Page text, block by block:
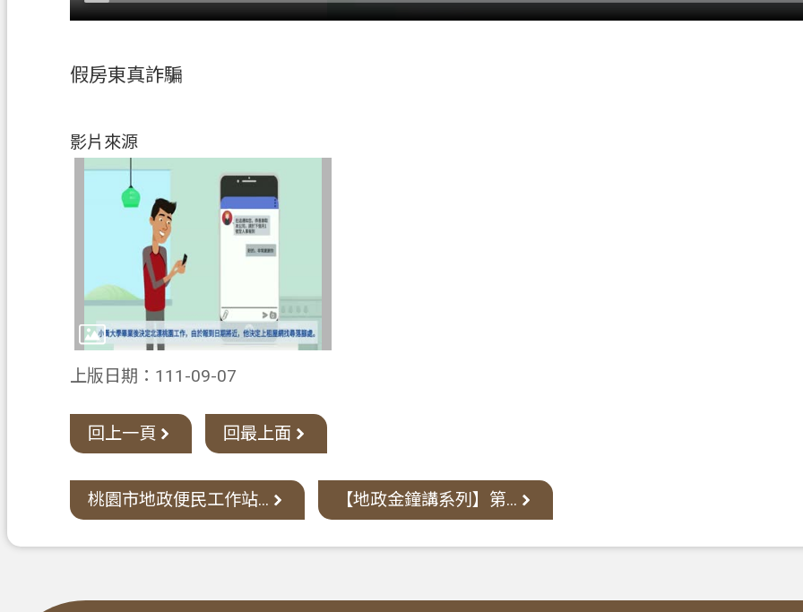
假房東真詐騙
影片來源
上版日期：111-09-07
回上一頁 回最上面
桃園市地政便民工作站... 【地政金鐘講系列】第...